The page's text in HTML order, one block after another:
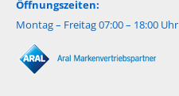
Öffnungszeiten:
Montag – Freitag 07:00 – 18:00 Uhr